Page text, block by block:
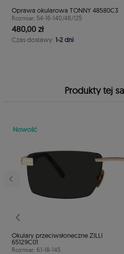
Oprawa okularowa TONNY 48580C3
Rozmiar: 54-16-140/48/125
480,00 zł
Czas dostawy: 1-2 dni
Produkty tej
Poprzedni
Nowość
Okulary przeciwsłoneczne ZILLI
65129C01
Rozmiar: 61-18-145